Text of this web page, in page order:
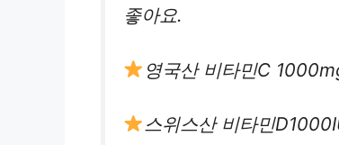
좋아요.
영국산 비타민C
스위스산 비타민